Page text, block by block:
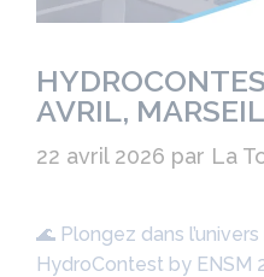
AVRIL,
22 avril 2026 par La
🌊 Plongez dans
HydroContest by ENSM